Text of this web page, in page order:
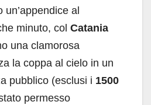
al
minuto, col Catania
una clamorosa
la coppa al cielo in un
pubblico (esclusi i 1500
permesso